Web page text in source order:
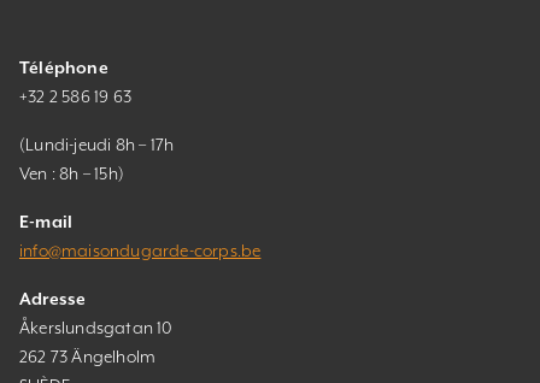
Téléphone
+32 2 586 19 63
(Lundi-jeudi 8h – 17h
Ven : 8h – 15h)
E-mail
info@maisondugarde-corps.be
Adresse
Åkerslundsgatan 10
262 73 Ängelholm